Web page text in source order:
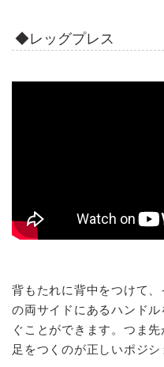
◆レッグプレス
背もたれに背中をつけて
の両サイドにあるハンド
ぐことができます。つま
足をつくのが正しいポジシ